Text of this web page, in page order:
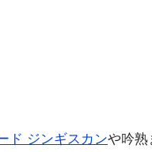
ド ジンギスカンや吟熟